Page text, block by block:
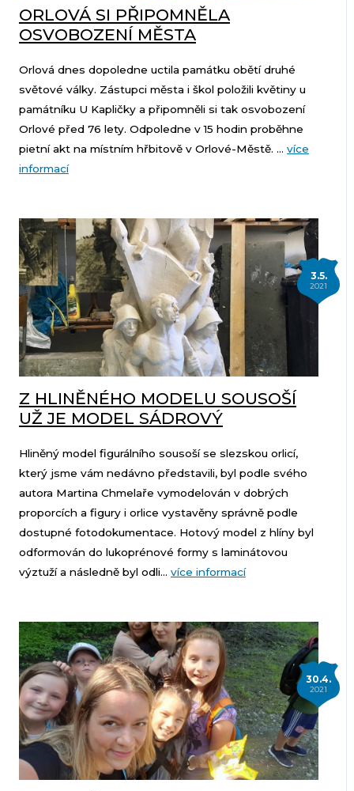
ORLOVÁ SI PŘIPOMNĚLA
OSVOBOZENÍ MĚSTA
Orlová dnes dopoledne uctila památku obětí druhé
světové války. Zástupci města i škol položili květiny u
památníku U Kapličky a připomněli si tak osvobození
Orlové před 76 lety. Odpoledne v 15 hodin proběhne
pietní akt na místním hřbitově v Orlové-Městě. ... více
informací
3.5.
2021
Z HLINĚNÉHO MODELU SOUSOŠÍ
UŽ JE MODEL SÁDROVÝ
Hliněný model figurálního sousoší se slezskou orlicí,
který jsme vám nedávno představili, byl podle svého
autora Martina Chmelaře vymodelován v dobrých
proporcích a figury i orlice vystavěny správně podle
dostupné fotodokumentace. Hotový model z hlíny byl
odformován do lukoprénové formy s laminátovou
výztuží a následně byl odli... více informací
30.4.
2021